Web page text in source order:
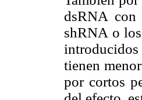
dsRNA con
shRNA o
tienen
por cortos